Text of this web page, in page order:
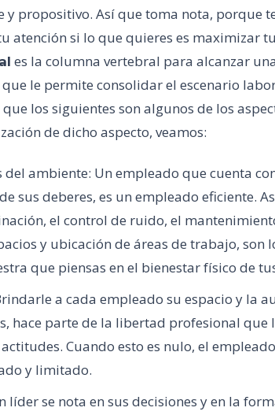
y propositivo. Así que toma nota, porque
atención si lo que quieres es maximizar
es la columna vertebral para alcanzar
le permite consolidar el escenario
los siguientes son algunos de los
de dicho aspecto, veamos:
del ambiente: Un empleado que cuenta
sus deberes, es un empleado eficiente.
el control de ruido, el
y ubicación de áreas de trabajo, son
que piensas en el bienestar físico de
a cada empleado su espacio y la
hace parte de la libertad profesional
Cuando esto es nulo, el
y limitado.
líder se nota en sus decisiones y en la